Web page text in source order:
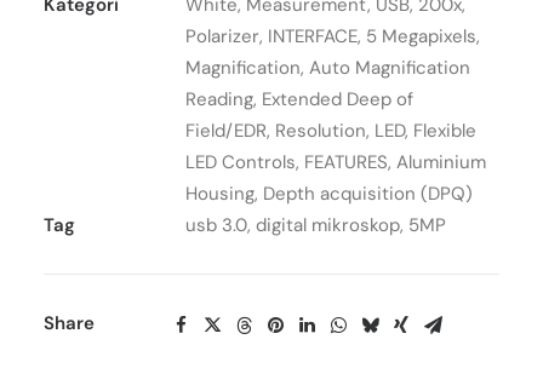
Lite
Kategori
White, Measurement, USB, 200x,
Polarizer, INTERFACE, 5 Megapixels,
Magnification, Auto Magnification
Reading, Extended Deep of
Field/EDR, Resolution, LED, Flexible
LED Controls, FEATURES, Aluminium
Housing, Depth acquisition (DPQ)
Tag
usb 3.0, digital mikroskop, 5MP
Share